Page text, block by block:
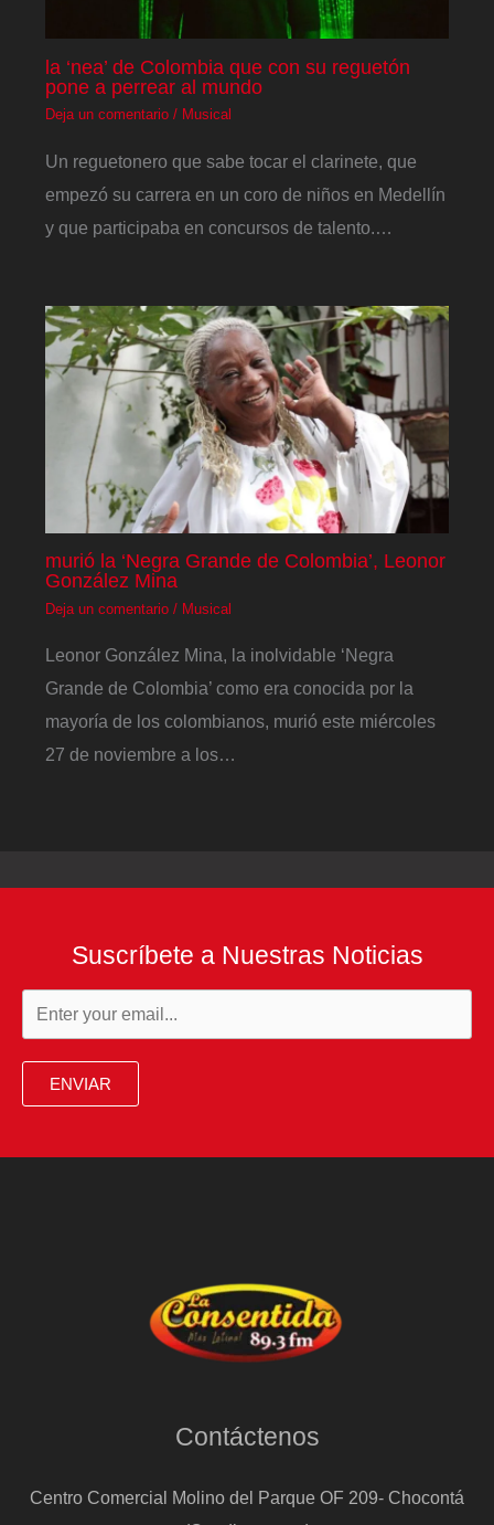
la ‘nea’ de Colombia que con su reguetón
pone a perrear al mundo
Deja un comentario / Musical
Un reguetonero que sabe tocar el clarinete, que
empezó su carrera en un coro de niños en Medellín
y que participaba en concursos de talento.…
murió la ‘Negra Grande de Colombia’, Leonor
González Mina
Deja un comentario / Musical
Leonor González Mina, la inolvidable ‘Negra
Grande de Colombia’ como era conocida por la
mayoría de los colombianos, murió este miércoles
27 de noviembre a los…
Suscríbete a Nuestras Noticias
ENVIAR
Contáctenos
Centro Comercial Molino del Parque OF 209- Chocontá